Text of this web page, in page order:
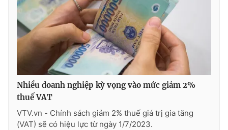
® Cấm sao chép dưới mọi hình thức nếu không có sự chấp
thuận bằng văn bản. Ghi rõ nguồn VTV.vn khi phát hành lại
thông tin từ website này.
Nhiều doanh nghiệp kỳ vọng vào mức giảm 2%
thuế VAT
VTV.vn - Chính sách giảm 2% thuế giá trị gia tăng
(VAT) sẽ có hiệu lực từ ngày 1/7/2023.